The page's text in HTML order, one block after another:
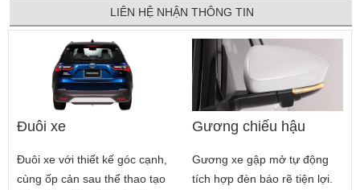
LIÊN HỆ NHẬN THÔNG TIN
Đuôi xe
Đuôi xe với thiết kế góc cạnh,
cùng ốp cản sau thể thao tạo
Gương chiếu hậu
Gương xe gập mở tự động
tích hợp đèn báo rẽ tiện lợi.